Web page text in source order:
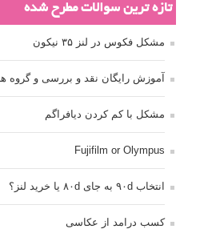
تازه ترین سوالات مطرح شده
مشکل فکوس در لنز ۳۵ نیکون
آموزش رایگان نقد و بررسی و گروه
مشکل با کم کردن دیافراگم
Fujifilm or Olympus
انتخاب ۹۰d به جای ۸۰d یا خرید لنز؟
کسب درامد از عکاسی